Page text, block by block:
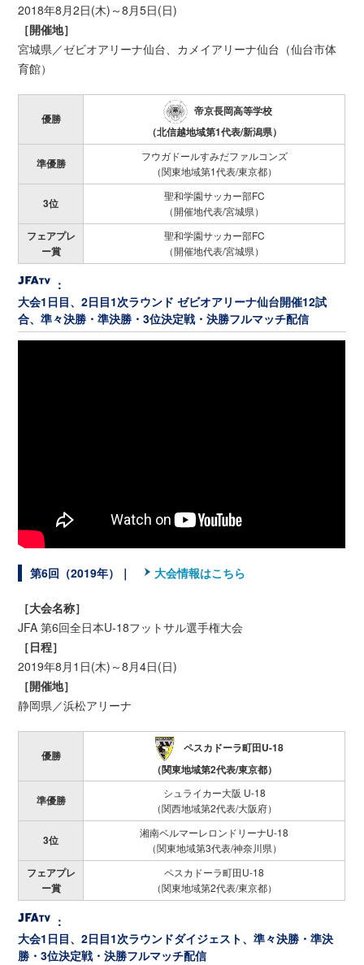
2018年8月2日(木)～8月5日(日)
［開催地］
宮城県／ゼビオアリーナ仙台、カメイアリーナ仙台（仙台市体
育館）
優勝
帝京長岡高等学校
（北信越地域第1代表/新潟県）
準優勝
フウガドールすみだファルコンズ
（関東地域第1代表/東京都）
3位
聖和学園サッカー部FC
（開催地代表/宮城県）
フェアプレ
ー賞
聖和学園サッカー部FC
（開催地代表/宮城県）
：
大会1日目、2日目1次ラウンド ゼビオアリーナ仙台開催12試
合、準々決勝・準決勝・3位決定戦・決勝フルマッチ配信
第6回（2019年）｜ 大会情報はこちら
［大会名称］
JFA 第6回全日本U-18フットサル選手権大会
［日程］
2019年8月1日(木)～8月4日(日)
［開催地］
静岡県／浜松アリーナ
優勝
ペスカドーラ町田U-18
（関東地域第2代表/東京都）
準優勝
シュライカー大阪 U-18
（関西地域第2代表/大阪府）
3位
湘南ベルマーレロンドリーナU-18
（関東地域第3代表/神奈川県）
フェアプレ
ー賞
ペスカドーラ町田U-18
（関東地域第2代表/東京都）
：
大会1日目、2日目1次ラウンドダイジェスト、準々決勝・準決
勝・3位決定戦・決勝フルマッチ配信